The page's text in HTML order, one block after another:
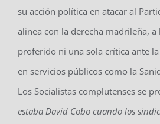
su acción política en atacar al
alinea con la derecha madrileña, a
proferido ni una sola crítica ante
en servicios públicos como la
Los Socialistas complutenses se
estaba David Cobo cuando los